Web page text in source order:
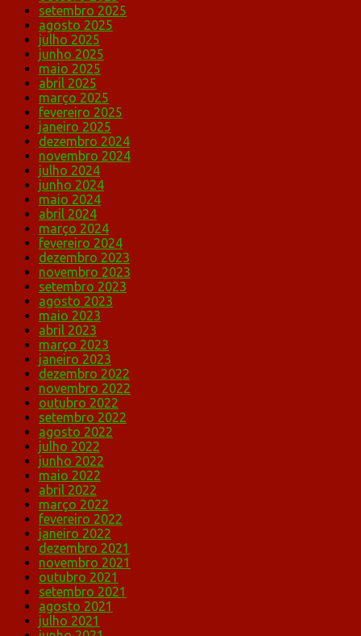
setembro 2025
agosto 2025
julho 2025
junho 2025
maio 2025
abril 2025
março 2025
fevereiro 2025
janeiro 2025
dezembro 2024
novembro 2024
julho 2024
junho 2024
maio 2024
abril 2024
março 2024
fevereiro 2024
dezembro 2023
novembro 2023
setembro 2023
agosto 2023
maio 2023
abril 2023
março 2023
janeiro 2023
dezembro 2022
novembro 2022
outubro 2022
setembro 2022
agosto 2022
julho 2022
junho 2022
maio 2022
abril 2022
março 2022
fevereiro 2022
janeiro 2022
dezembro 2021
novembro 2021
outubro 2021
setembro 2021
agosto 2021
julho 2021